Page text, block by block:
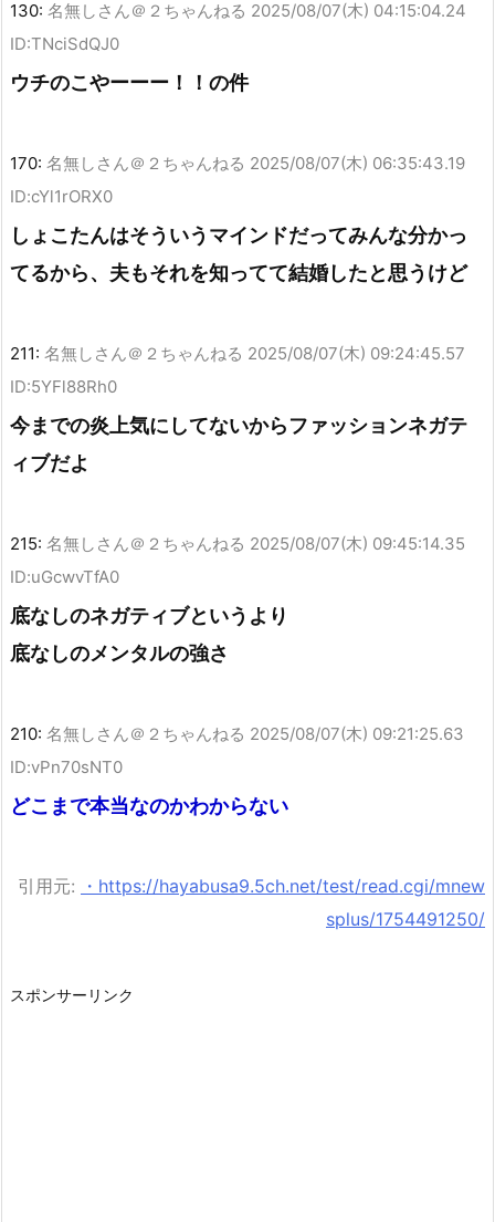
130: 名無しさん＠２ちゃんねる 2025/08/07(木) 04:15:04.24
ID:TNciSdQJ0
ウチのこやーーー！！の件
170: 名無しさん＠２ちゃんねる 2025/08/07(木) 06:35:43.19
ID:cYl1rORX0
しょこたんはそういうマインドだってみんな分かっ
てるから、夫もそれを知ってて結婚したと思うけど
211: 名無しさん＠２ちゃんねる 2025/08/07(木) 09:24:45.57
ID:5YFl88Rh0
今までの炎上気にしてないからファッションネガテ
ィブだよ
215: 名無しさん＠２ちゃんねる 2025/08/07(木) 09:45:14.35
ID:uGcwvTfA0
底なしのネガティブというより
底なしのメンタルの強さ
210: 名無しさん＠２ちゃんねる 2025/08/07(木) 09:21:25.63
ID:vPn70sNT0
どこまで本当なのかわからない
引用元:
・https://hayabusa9.5ch.net/test/read.cgi/mnew
splus/1754491250/
スポンサーリンク